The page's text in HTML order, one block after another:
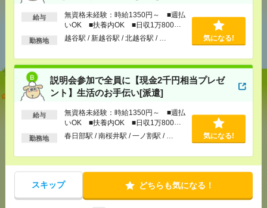
給与
無資格未経験：時給1350円～ ■週払
いOK ■扶養内OK ■日収1万800円
以上
勤務地 越谷駅 / 新越谷駅 / 北越谷駅 / … 気になる!
説明会参加で全員に【現金2千円相当プレゼ
ント】生活のお手伝い[派遣]
給与
無資格未経験：時給1350円～ ■週払
いOK ■扶養内OK ■日収1万800円
以上
勤務地 春日部駅 / 南桜井駅 / 一ノ割駅 / … 気になる!
スキップ どちらも気になる！
あなたの閲覧履歴からの
おすすめ
【オープニング募集】おばあちゃんのお散歩付き添
無資格未経験：時給1350円～ ■週払い
OK ■扶養内OK ■日収1万800円以上
説明会参加で全員に【現金2千円相当プレゼント】生